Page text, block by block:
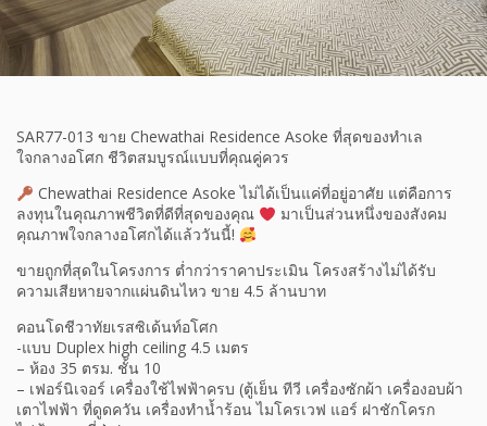
SAR77-013 ขาย Chewathai Residence Asoke ที่สุดของทำเล
ใจกลางอโศก ชีวิตสมบูรณ์แบบที่คุณคู่ควร
Chewathai Residence Asoke ไม่ได้เป็นแค่ที่อยู่อาศัย แต่คือการ
ลงทุนในคุณภาพชีวิตที่ดีที่สุดของคุณ
มาเป็นส่วนหนึ่งของสังคม
คุณภาพใจกลางอโศกได้แล้ววันนี้!
ขายถูกที่สุดในโครงการ ต่ำกว่าราคาประเมิน โครงสร้างไม่ได้รับ
ความเสียหายจากแผ่นดินไหว ขาย 4.5 ล้านบาท
คอนโดชีวาทัยเรสซิเด้นท์อโศก
-แบบ Duplex high ceiling 4.5 เมตร
– ห้อง 35 ตรม. ชั้น 10
– เฟอร์นิเจอร์ เครื่องใช้ไฟฟ้าครบ (ตู้เย็น ทีวี เครื่องซักผ้า เครื่องอบผ้า
เตาไฟฟ้า ที่ดูดควัน เครื่องทำน้ำร้อน ไมโครเวฟ แอร์ ฝาชักโครก